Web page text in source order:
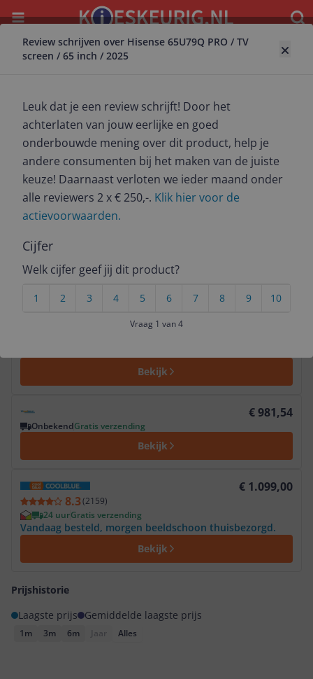
Menu
Terug naar televisie
9.8(4)
Review schrijven over Hisense 65U79Q PRO / TV
screen / 65 inch / 2025
Leuk dat je een review schrijft! Door het
achterlaten van jouw eerlijke en goed
onderbouwde mening over dit product, help je
andere consumenten bij het maken van de juiste
keuze! Daarnaast verloten we ieder maand onder
alle reviewers 2 x € 250,-. Klik hier voor de
actievoorwaarden.
Cijfer
Welk cijfer geef jij dit product?
10
9
8
7
6
5
4
3
2
1
Vraag 1 van 4
Alle 4 prijzen en aanbieders
Meest populaire keuze
Laagste prijs
9.2(2323 )
Vandaag besteld? Bezorgd wanneer het jou uitkomt!
Bekijk product
Bekijk product
Laagste prijs € 749,00
Bekijk
Bekijk product
€ 981,54
OnbekendGratis verzending
Bekijk
8.3(2159)
€ 1.099,00
24 uurGratis verzending
Vandaag besteld, morgen beeldschoon thuisbezorgd.
Bekijk
Prijshistorie
Laagste prijs
Gemiddelde laagste prijs
1m 3m 6m Jaar Alles